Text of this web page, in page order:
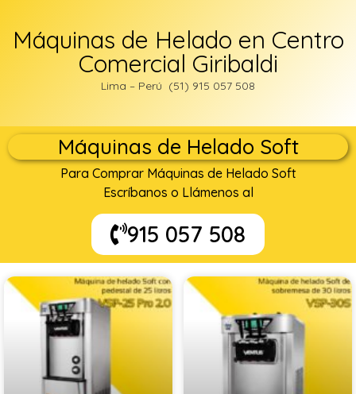
Máquinas de Helado en Centro
Comercial Giribaldi
Lima – Perú (51) 915 057 508
Máquinas de Helado Soft
Para Comprar Máquinas de Helado Soft
Escríbanos o Llámenos al
915 057 508